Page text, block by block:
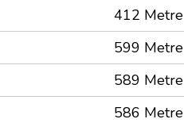
412 Metre
599 Metre
589 Metre
586 Metre